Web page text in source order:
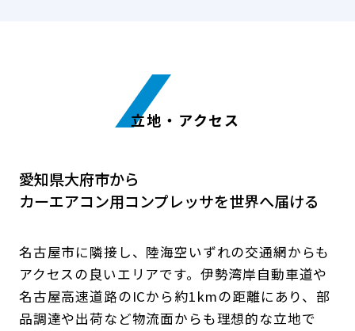
立地・アクセス
愛知県大府市から
カーエアコン用コンプレッサを世界へ届ける
名古屋市に隣接し、陸海空いずれの交通網からも
アクセスの良いエリアです。伊勢湾岸自動車道や
名古屋高速道路のICから約1kmの距離にあり、部
品調達や出荷など物流面からも理想的な立地で